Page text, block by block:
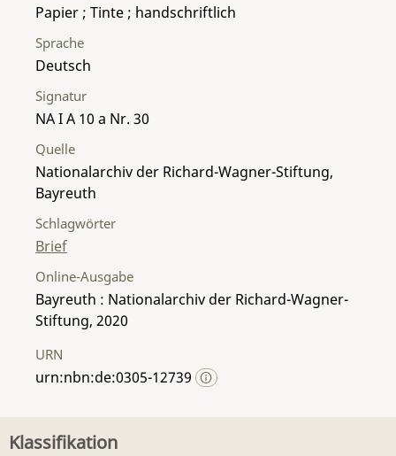
Papier ; Tinte ; handschriftlich
Sprache
Deutsch
Signatur
NA I A 10 a Nr. 30
Quelle
Nationalarchiv der Richard-Wagner-Stiftung,
Bayreuth
Schlagwörter
Brief
Online-Ausgabe
Bayreuth : Nationalarchiv der Richard-Wagner-
Stiftung, 2020
URN
urn:nbn:de:0305-12739
Klassifikation